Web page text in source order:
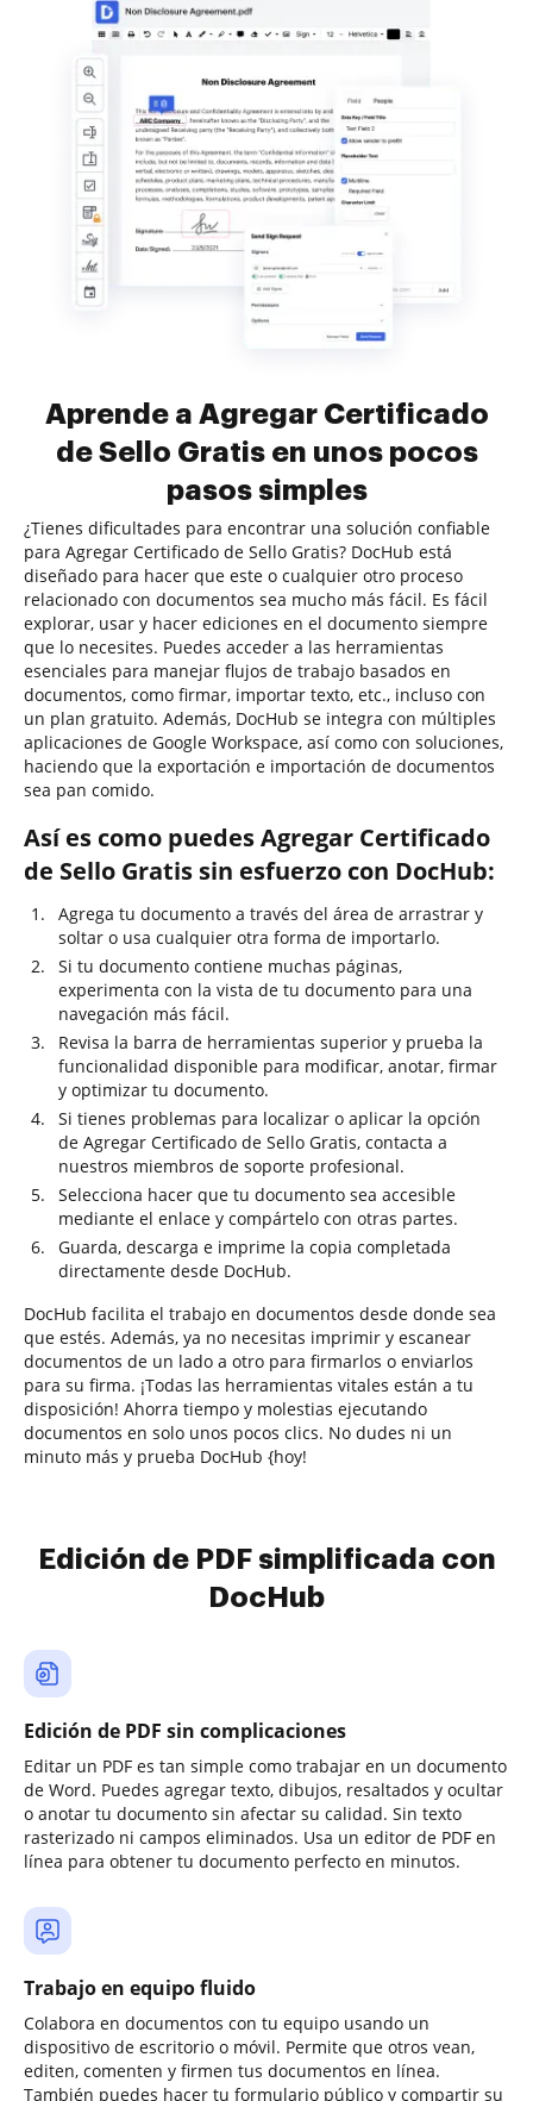
Aprende a Agregar Certificado
de Sello Gratis en unos pocos
pasos simples
¿Tienes dificultades para encontrar una solución confiable
para Agregar Certificado de Sello Gratis? DocHub está
diseñado para hacer que este o cualquier otro proceso
relacionado con documentos sea mucho más fácil. Es fácil
explorar, usar y hacer ediciones en el documento siempre
que lo necesites. Puedes acceder a las herramientas
esenciales para manejar flujos de trabajo basados en
documentos, como firmar, importar texto, etc., incluso con
un plan gratuito. Además, DocHub se integra con múltiples
aplicaciones de Google Workspace, así como con soluciones,
haciendo que la exportación e importación de documentos
sea pan comido.
Así es como puedes Agregar Certificado
de Sello Gratis sin esfuerzo con DocHub:
Agrega tu documento a través del área de arrastrar y
soltar o usa cualquier otra forma de importarlo.
Si tu documento contiene muchas páginas,
experimenta con la vista de tu documento para una
navegación más fácil.
Revisa la barra de herramientas superior y prueba la
funcionalidad disponible para modificar, anotar, firmar
y optimizar tu documento.
Si tienes problemas para localizar o aplicar la opción
de Agregar Certificado de Sello Gratis, contacta a
nuestros miembros de soporte profesional.
Selecciona hacer que tu documento sea accesible
mediante el enlace y compártelo con otras partes.
Guarda, descarga e imprime la copia completada
directamente desde DocHub.
DocHub facilita el trabajo en documentos desde donde sea
que estés. Además, ya no necesitas imprimir y escanear
documentos de un lado a otro para firmarlos o enviarlos
para su firma. ¡Todas las herramientas vitales están a tu
disposición! Ahorra tiempo y molestias ejecutando
documentos en solo unos pocos clics. No dudes ni un
minuto más y prueba DocHub {hoy!
Edición de PDF simplificada con
DocHub
Edición de PDF sin complicaciones
Editar un PDF es tan simple como trabajar en un documento
de Word. Puedes agregar texto, dibujos, resaltados y ocultar
o anotar tu documento sin afectar su calidad. Sin texto
rasterizado ni campos eliminados. Usa un editor de PDF en
línea para obtener tu documento perfecto en minutos.
Trabajo en equipo fluido
Colabora en documentos con tu equipo usando un
dispositivo de escritorio o móvil. Permite que otros vean,
editen, comenten y firmen tus documentos en línea.
También puedes hacer tu formulario público y compartir su